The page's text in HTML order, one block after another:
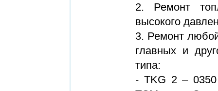
2. Ремонт
высокого
3. Ремонт
главных и
типа:
- TKG 2 – 0350